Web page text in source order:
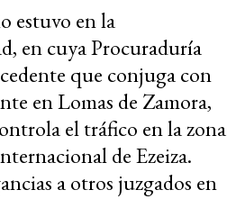
estuvo en la
en cuya Procuraduría
que conjuga con
en Lomas de Zamora,
el tráfico en la zona
de Ezeiza.
a otros juzgados en